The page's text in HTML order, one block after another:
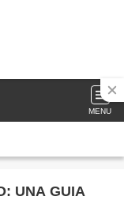
MENU
UNA GUIA